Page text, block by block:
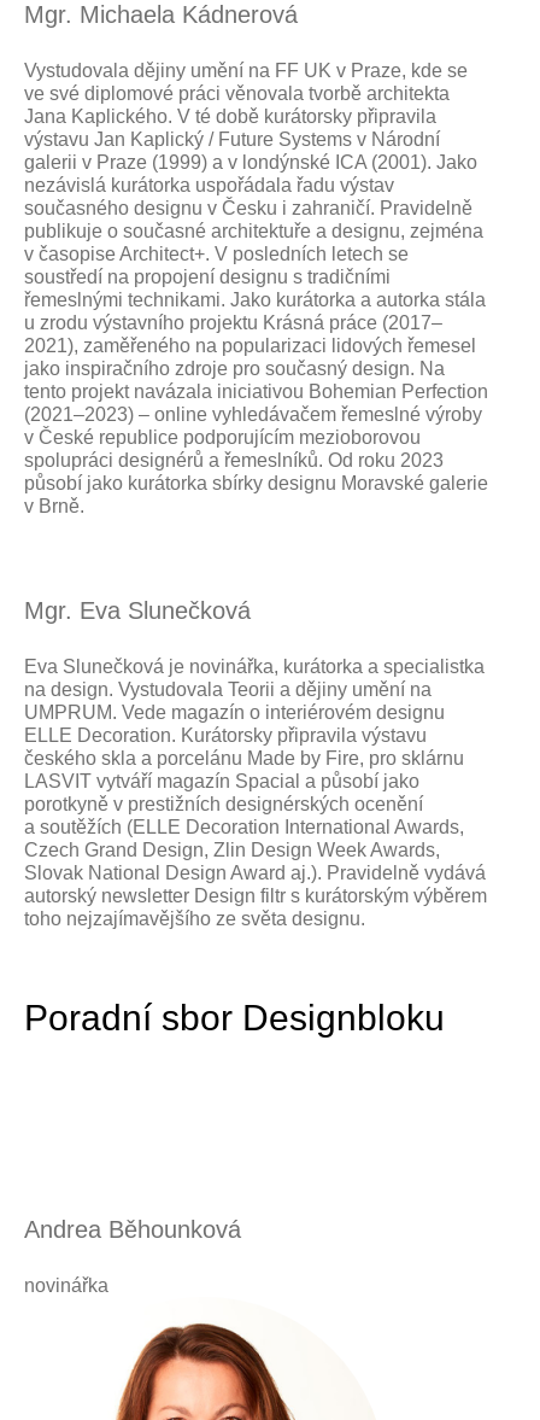
Mgr. Michaela Kádnerová
Vystudovala dějiny umění na FF UK v Praze, kde se
ve své diplomové práci věnovala tvorbě architekta
Jana Kaplického. V té době kurátorsky připravila
výstavu Jan Kaplický / Future Systems v Národní
galerii v Praze (1999) a v londýnské ICA (2001). Jako
nezávislá kurátorka uspořádala řadu výstav
současného designu v Česku i zahraničí. Pravidelně
publikuje o současné architektuře a designu, zejména
v časopise Architect+. V posledních letech se
soustředí na propojení designu s tradičními
řemeslnými technikami. Jako kurátorka a autorka stála
u zrodu výstavního projektu Krásná práce (2017–
2021), zaměřeného na popularizaci lidových řemesel
jako inspiračního zdroje pro současný design. Na
tento projekt navázala iniciativou Bohemian Perfection
(2021–2023) – online vyhledávačem řemeslné výroby
v České republice podporujícím mezioborovou
spolupráci designérů a řemeslníků. Od roku 2023
působí jako kurátorka sbírky designu Moravské galerie
v Brně.
Mgr. Eva Slunečková
Eva Slunečková je novinářka, kurátorka a specialistka
na design. Vystudovala Teorii a dějiny umění na
UMPRUM. Vede magazín o interiérovém designu
ELLE Decoration. Kurátorsky připravila výstavu
českého skla a porcelánu Made by Fire, pro sklárnu
LASVIT vytváří magazín Spacial a působí jako
porotkyně v prestižních designérských ocenění
a soutěžích (ELLE Decoration International Awards,
Czech Grand Design, Zlin Design Week Awards,
Slovak National Design Award aj.). Pravidelně vydává
autorský newsletter Design filtr s kurátorským výběrem
toho nejzajímavějšího ze světa designu.
Poradní sbor Designbloku
Andrea Běhounková
novinářka